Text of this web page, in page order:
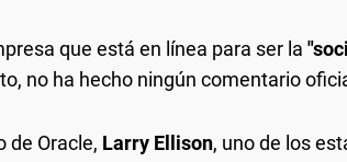
que está en línea para ser la
no ha hecho ningún comentario
de Oracle, Larry Ellison, uno de los